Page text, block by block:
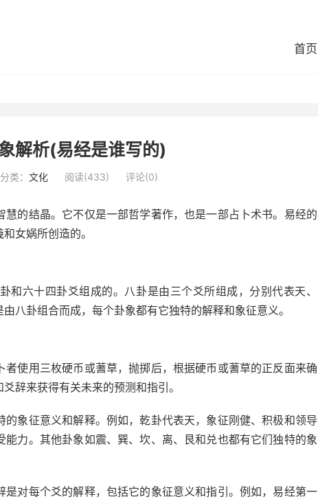
首页
解析(易经是谁写的)
分类： 文化 阅读(433) 评论(0)
的结晶。它不仅是一部哲学著作，也是一部占卜术书。易经的
女娲所创造的。
和六十四卦爻组成的。八卦是由三个爻所组成，分别代表天、
八卦组合而成，每个卦象都有它独特的解释和象征意义。
使用三枚硬币或蓍草，抛掷后，根据硬币或蓍草的正反面来确
辞来获得有关未来的预测和指引。
象征意义和解释。例如，乾卦代表天，象征刚健、积极和领导
力。其他卦象如震、巽、坎、离、艮和兑也都有它们独特的象
对每个爻的解释，包括它的象征意义和指引。例如，易经第一